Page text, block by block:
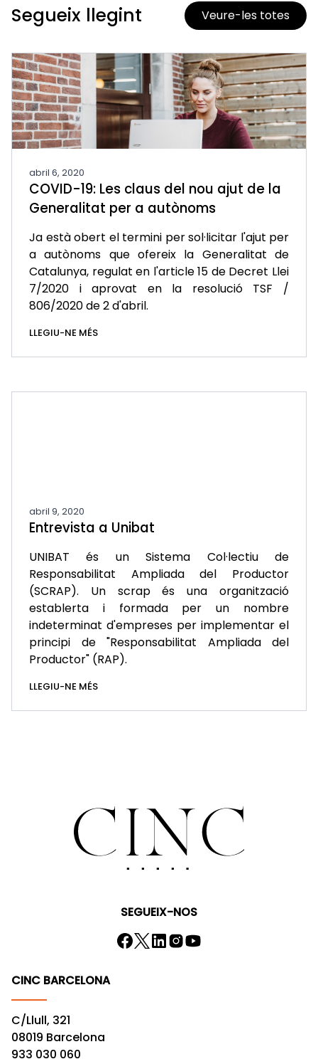
Segueix llegint Veure-les totes
abril 6, 2020
COVID-19: Les claus del nou ajut de la
Generalitat per a autònoms
Ja està obert el termini per sol·licitar l'ajut per
a autònoms que ofereix la Generalitat de
Catalunya, regulat en l'article 15 de Decret Llei
7/2020 i aprovat en la resolució TSF /
806/2020 de 2 d'abril.
LLEGIU-NE MÉS
abril 9, 2020
Entrevista a Unibat
UNIBAT és un Sistema Col·lectiu de
Responsabilitat Ampliada del Productor
(SCRAP). Un scrap és una organització
establerta i formada per un nombre
indeterminat d'empreses per implementar el
principi de "Responsabilitat Ampliada del
Productor" (RAP).
LLEGIU-NE MÉS
SEGUEIX-NOS
CINC BARCELONA
C/Llull, 321
08019 Barcelona
933 030 060